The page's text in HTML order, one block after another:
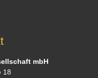
mbH
18